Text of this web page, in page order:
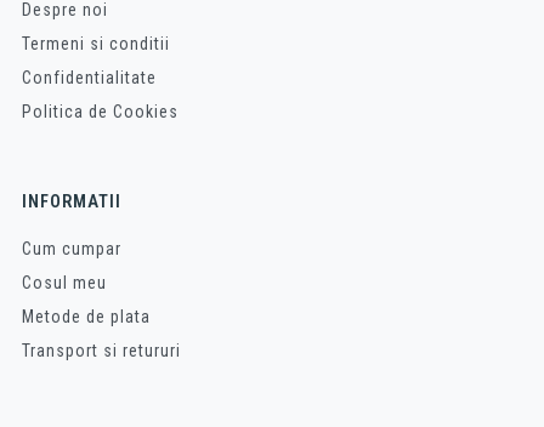
Despre noi
Termeni si conditii
Confidentialitate
Politica de Cookies
INFORMATII
Cum cumpar
Cosul meu
Metode de plata
Transport si retururi